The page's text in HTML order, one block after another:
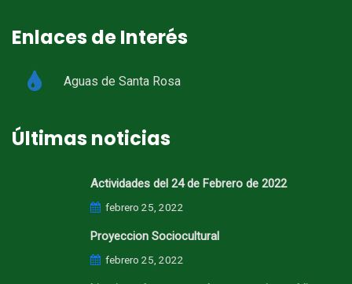
Enlaces de Interés
Aguas de Santa Rosa
Últimas noticias
Actividades del 24 de Febrero de 2022
febrero 25, 2022
Proyeccion Sociocultural
febrero 25, 2022